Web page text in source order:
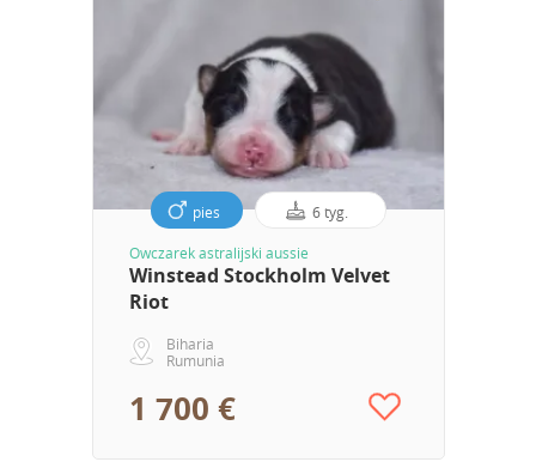
pies 6 tyg.
Owczarek astralijski aussie
Winstead Stockholm Velvet
Riot
Biharia
Rumunia
1 700 €